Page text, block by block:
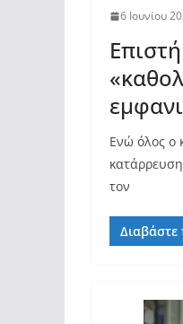
6 Ιουνίου
Ενώ όλος ο
τον
Διαβάστε